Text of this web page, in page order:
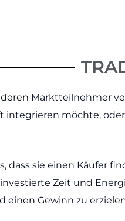
Marktteilnehmer
integrieren möchte,
dass sie einen Käufer
Zeit und
einen Gewinn zu